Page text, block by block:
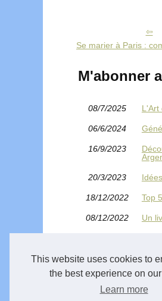
This website uses cookies to
the best experience on
Learn more
Se marier à Paris :
M'abonner
08/7/2025 L'Art
06/6/2024
16/9/2023
20/3/2023
18/12/2022 Top
08/12/2022 Un
17/4/2022
06/10/2021